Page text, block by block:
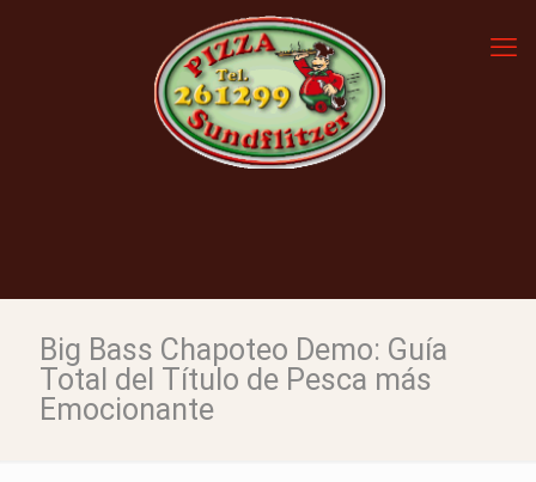
Big Bass Chapoteo Demo: Guía
Total del Título de Pesca más
Emocionante